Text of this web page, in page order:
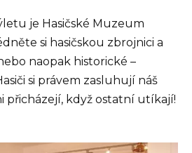
je Hasičské Muzeum
si hasičskou zbrojnici a
naopak historické –
si právem zasluhují náš
přicházejí, když ostatní utíkají!